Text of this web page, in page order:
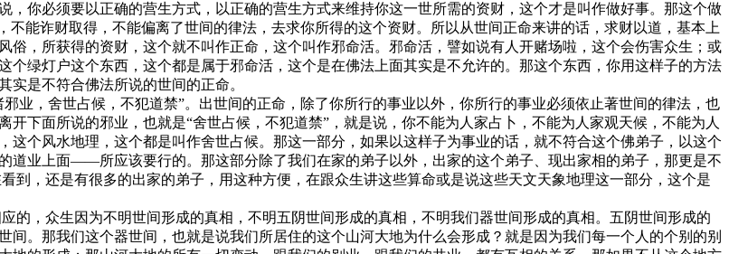
你必须要以正确的营生方式，以正确的营生方式来维持你这一世所需的资财，这个才是叫作做好事。那这个做
能诈财取得，不能偏离了世间的律法，去求你所得的这个资财。所以从世间正命来讲的话，求财以道，基本上
，所获得的资财，这个就不叫作正命，这个叫作邪命活。邪命活，譬如说有人开赌场啦，这个会伤害众生；或
绿灯户这个东西，这个都是属于邪命活，这个是在佛法上面其实是不允许的。那这个东西，你用这样子的方法
实是不符合佛法所说的世间的正命。
，舍世占候，不犯道禁”。出世间的正命，除了你所行的事业以外，你所行的事业必须依止著世间的律法，也
下面所说的邪业，也就是“舍世占候，不犯道禁”，就是说，你不能为人家占卜，不能为人家观天候，不能为人
个风水地理，这个都是叫作舍世占候。那这一部分，如果以这样子为事业的话，就不符合这个佛弟子，以这个
业上面——所应该要行的。那这部分除了我们在家的弟子以外，出家的这个弟子、现出家相的弟子，那更是不
到，还是有很多的出家的弟子，用这种方便，在跟众生讲这些算命或是说这些天文天象地理这一部分，这个是
，众生因为不明世间形成的真相，不明五阴世间形成的真相，不明我们器世间形成的真相。五阴世间形成的
。那我们这个器世间，也就是说我们所居住的这个山河大地为什么会形成？就是因为我们每一个人的个别的别